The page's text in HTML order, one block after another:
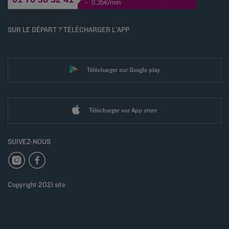
- 0,35€/min
SUR LE DÉPART ? TÉLÉCHARGER L'APP
Télécharger sur Google play
Télécharger sur App store
SUIVEZ-NOUS
Copyright 2021 site